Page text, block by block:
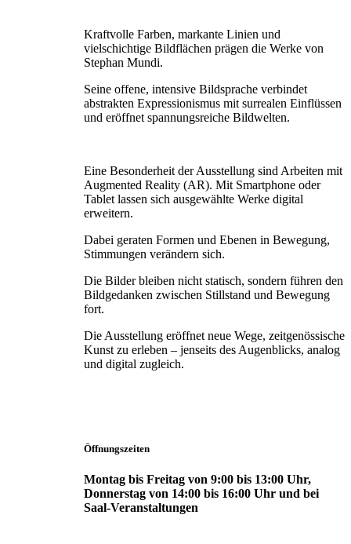
Kraftvolle Farben, markante Linien und
vielschichtige Bildflächen prägen die Werke von
Stephan Mundi.
Seine offene, intensive Bildsprache verbindet
abstrakten Expressionismus mit surrealen Einflüssen
und eröffnet spannungsreiche Bildwelten.
Eine Besonderheit der Ausstellung sind Arbeiten mit
Augmented Reality (AR). Mit Smartphone oder
Tablet lassen sich ausgewählte Werke digital
erweitern.
Dabei geraten Formen und Ebenen in Bewegung,
Stimmungen verändern sich.
Die Bilder bleiben nicht statisch, sondern führen den
Bildgedanken zwischen Stillstand und Bewegung
fort.
Die Ausstellung eröffnet neue Wege, zeitgenössische
Kunst zu erleben – jenseits des Augenblicks, analog
und digital zugleich.
Öffnungszeiten
Montag bis Freitag von 9:00 bis 13:00 Uhr,
Donnerstag von 14:00 bis 16:00 Uhr und bei
Saal-Veranstaltungen